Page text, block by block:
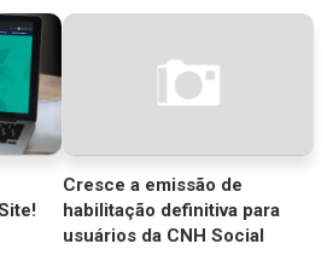
Cresce a emissão de
habilitação definitiva para
usuários da CNH Social